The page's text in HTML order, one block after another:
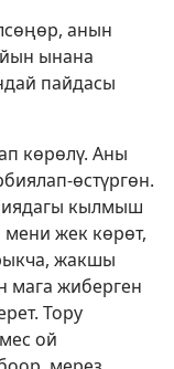
анын
ынана
пайдасы
көрөлү. Аны
өстүргөн.
кылмыш
мени жек көрөт,
жакшы
мага жиберген
Тору
ой